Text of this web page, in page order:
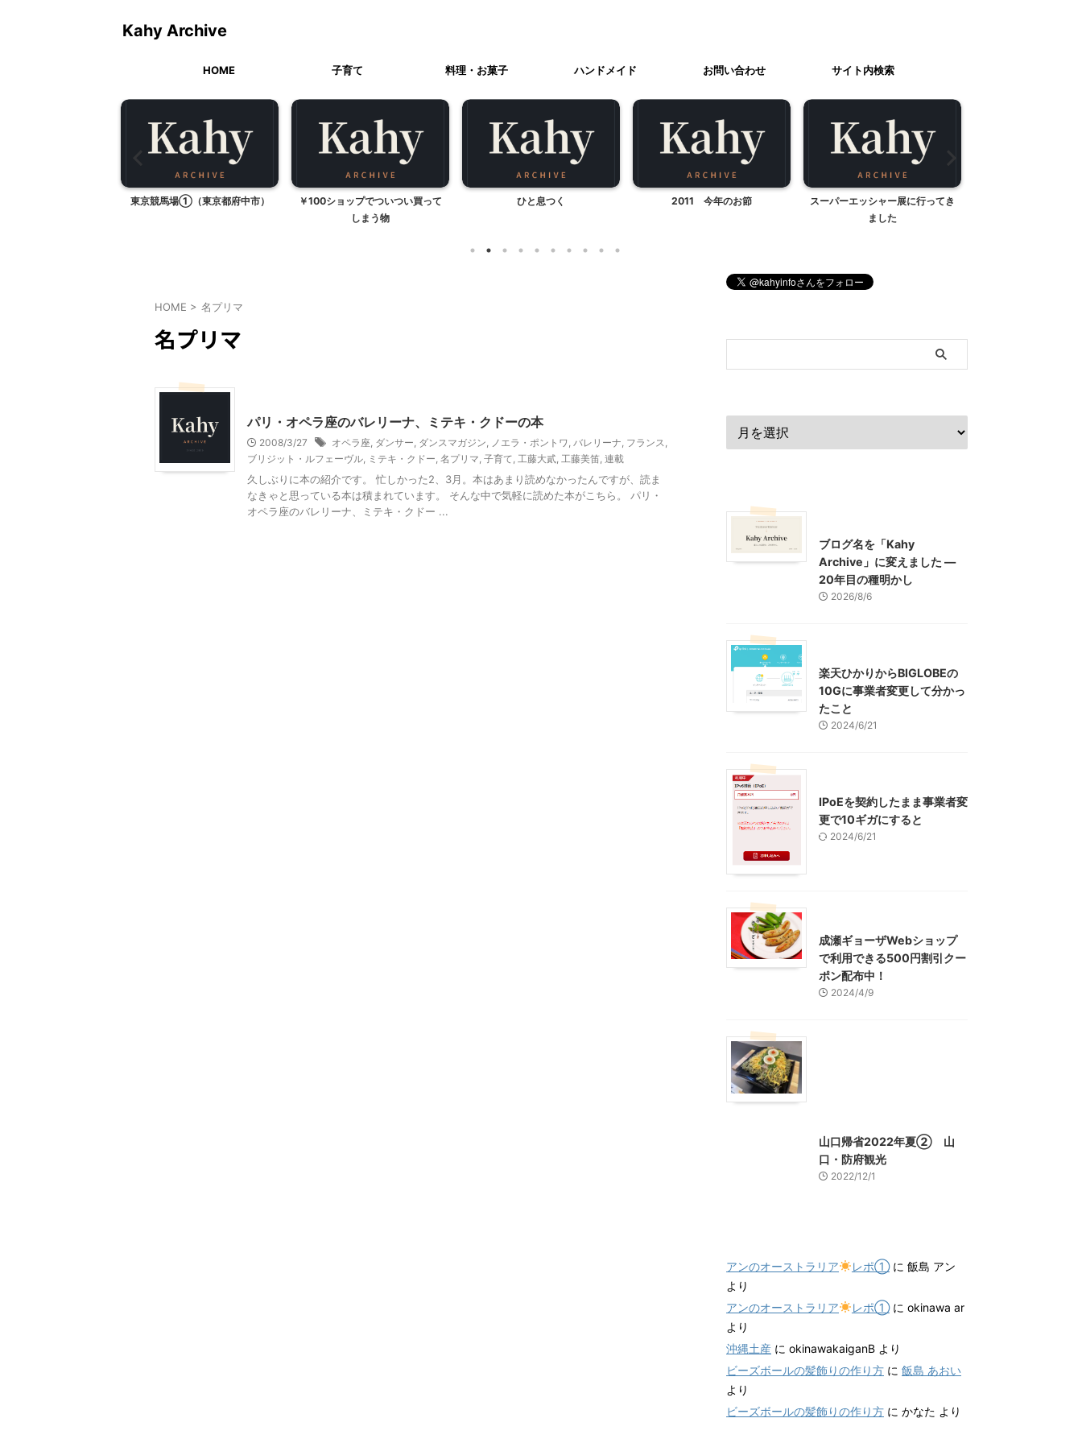
Kahy Archive
HOME 子育て 料理・お菓子 ハンドメイド お問い合わせ サイト内検索
東京競馬場①（東京都府中市）
￥100ショップでついつい買って
しまう物
ひと息つく 2011 今年のお節
スーパーエッシャー展に行ってき
ました
HOME > 名プリマ
名プリマ
パリ・オペラ座のバレリーナ、ミテキ・クドーの本
2008/3/27 オペラ座 ダンサー ダンスマガジン ノエラ・ポントワ バレリーナ フランス
ブリジット・ルフェーヴル ミテキ・クドー 名プリマ 子育て 工藤大貳 工藤美笛 連載
久しぶりに本の紹介です。 忙しかった2、3月。本はあまり読めなかったんですが、読ま
なきゃと思っている本は積まれています。 そんな中で気軽に読めた本がこちら。 パリ・
オペラ座のバレリーナ、ミテキ・クドー ...
ブログ名を「Kahy
Archive」に変えました ―
20年目の種明かし
2026/8/6
楽天ひかりからBIGLOBEの
10Gに事業者変更して分かっ
たこと
2024/6/21
IPoEを契約したまま事業者変
更で10ギガにすると
2024/6/21
成瀬ギョーザWebショップ
で利用できる500円割引クー
ポン配布中！
2024/4/9
山口帰省2022年夏② 山
口・防府観光
2022/12/1
アンのオーストラリア レポ①に 飯島 アン
より
アンのオーストラリア
レポ①に okinawa ar
より
沖縄土産 に okinawakaiganB より
ビーズボールの髪飾りの作り方 に 飯島 あおい
より
ビーズボールの髪飾りの作り方 に かなた より